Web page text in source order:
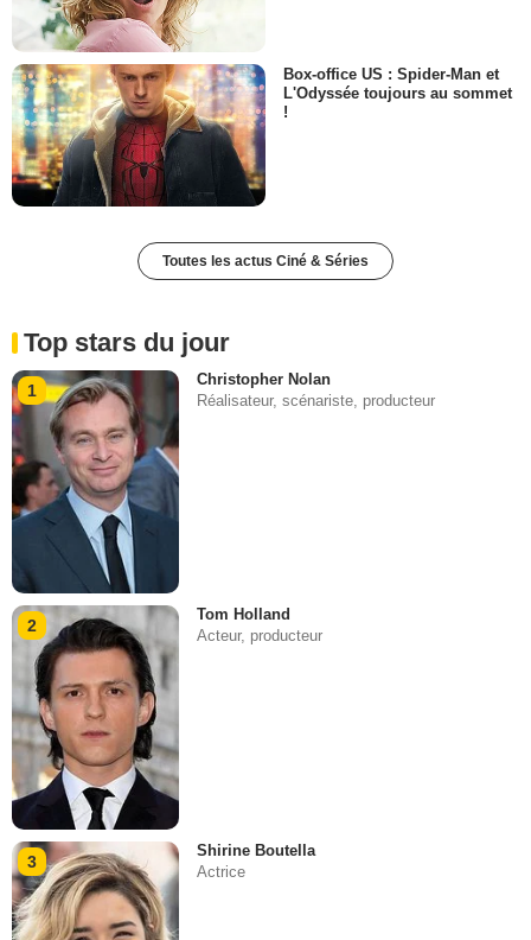
Box-office US : Spider-Man et
L'Odyssée toujours au sommet
!
Toutes les actus Ciné & Séries
Top stars du jour
1
Christopher Nolan
Réalisateur, scénariste, producteur
2
Tom Holland
Acteur, producteur
3
Shirine Boutella
Actrice